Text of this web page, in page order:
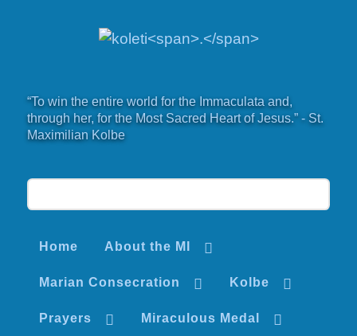
“To win the entire world for the Immaculata and,
through her, for the Most Sacred Heart of Jesus.” - St.
Maximilian Kolbe
Home About the MI
Marian Consecration Kolbe
Prayers Miraculous Medal